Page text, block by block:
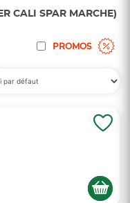
CALI SPAR MARCHE)
PROMOS